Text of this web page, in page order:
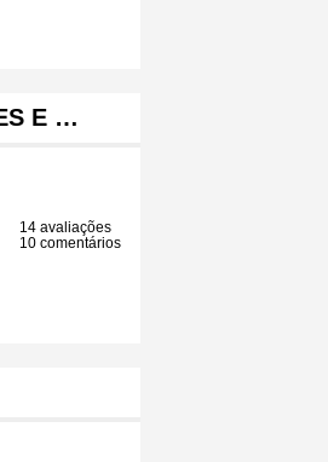
E …
14 avaliações
10 comentários